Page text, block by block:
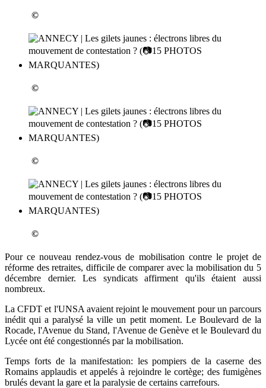
©
©
©
©
Pour ce nouveau rendez-vous de mobilisation contre le projet de
réforme des retraites, difficile de comparer avec la mobilisation du 5
décembre dernier. Les syndicats affirment qu'ils étaient aussi
nombreux.
La CFDT et l'UNSA avaient rejoint le mouvement pour un parcours
inédit qui a paralysé la ville un petit moment. Le Boulevard de la
Rocade, l'Avenue du Stand, l'Avenue de Genève et le Boulevard du
Lycée ont été congestionnés par la mobilisation.
Temps forts de la manifestation: les pompiers de la caserne des
Romains applaudis et appelés à rejoindre le cortège; des fumigènes
brulés devant la gare et la paralysie de certains carrefours.